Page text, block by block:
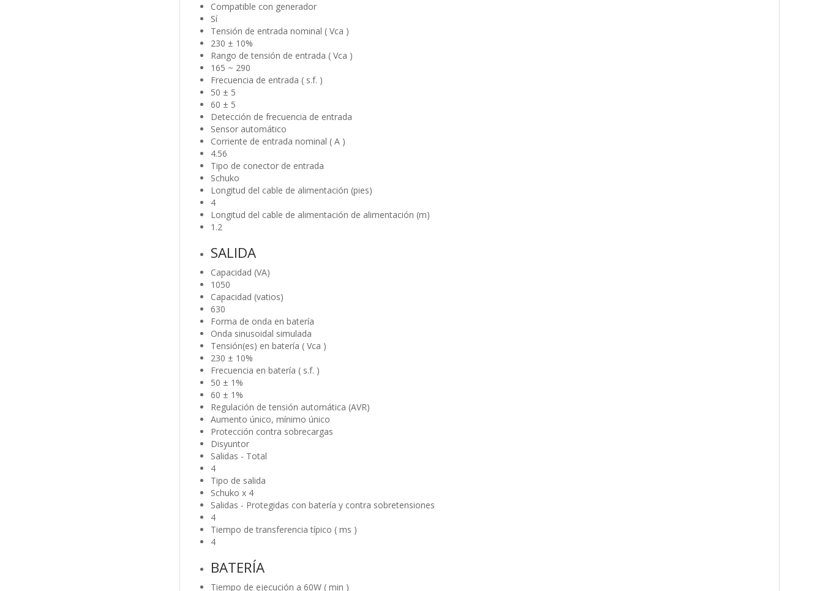
Compatible con generador
Sí
Tensión de entrada nominal ( Vca )
230 ± 10%
Rango de tensión de entrada ( Vca )
165 ~ 290
Frecuencia de entrada ( s.f. )
50 ± 5
60 ± 5
Detección de frecuencia de entrada
Sensor automático
Corriente de entrada nominal ( A )
4.56
Tipo de conector de entrada
Schuko
Longitud del cable de alimentación (pies)
4
Longitud del cable de alimentación de alimentación (m)
1.2
SALIDA
Capacidad (VA)
1050
Capacidad (vatios)
630
Forma de onda en batería
Onda sinusoidal simulada
Tensión(es) en batería ( Vca )
230 ± 10%
Frecuencia en batería ( s.f. )
50 ± 1%
60 ± 1%
Regulación de tensión automática (AVR)
Aumento único, mínimo único
Protección contra sobrecargas
Disyuntor
Salidas - Total
4
Tipo de salida
Schuko x 4
Salidas - Protegidas con batería y contra sobretensiones
4
Tiempo de transferencia típico ( ms )
4
BATERÍA
Tiempo de ejecución a 60W ( min )